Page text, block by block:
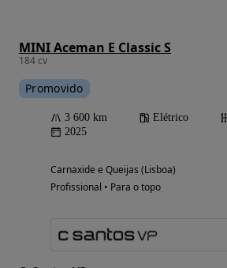
MINI Aceman E Classic S
184 cv
Promovido
3 600 km Elétrico
2025
Carnaxide e Queijas (Lisboa)
Profissional • Para o topo